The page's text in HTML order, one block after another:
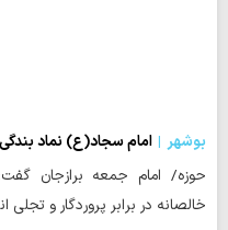
بوشهر
امام سجاد(ع) نماد
حوزه/ امام جمعه برازجان
خالصانه در برابر پروردگار و تجلی